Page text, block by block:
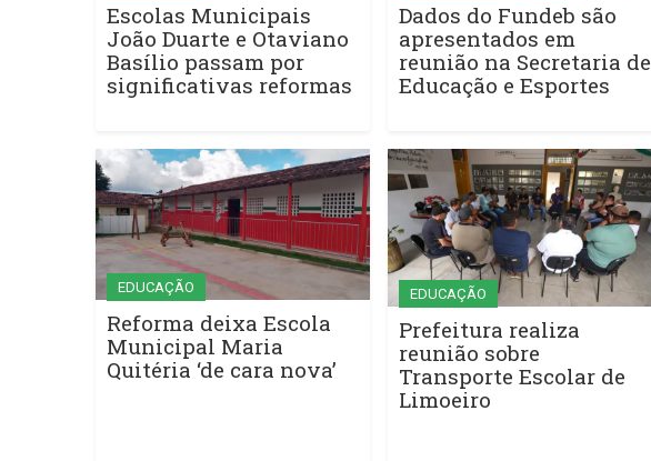
Escolas Municipais
João Duarte e Otaviano
Basílio passam por
significativas reformas
Dados do Fundeb são
apresentados em
reunião na Secretaria de
Educação e Esportes
EDUCAÇÃO
Reforma deixa Escola
Municipal Maria
Quitéria ‘de cara nova’
EDUCAÇÃO
Prefeitura realiza
reunião sobre
Transporte Escolar de
Limoeiro